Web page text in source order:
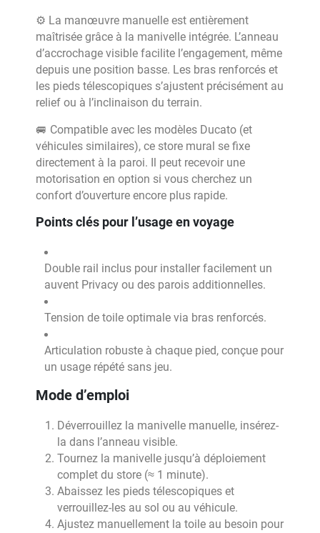
⚙️ La manœuvre manuelle est entièrement
maîtrisée grâce à la manivelle intégrée. L’anneau
d’accrochage visible facilite l’engagement, même
depuis une position basse. Les bras renforcés et
les pieds télescopiques s’ajustent précisément au
relief ou à l’inclinaison du terrain.
🚐 Compatible avec les modèles Ducato (et
véhicules similaires), ce store mural se fixe
directement à la paroi. Il peut recevoir une
motorisation en option si vous cherchez un
confort d’ouverture encore plus rapide.
Points clés pour l’usage en voyage
Double rail inclus pour installer facilement un
auvent Privacy ou des parois additionnelles.
Tension de toile optimale via bras renforcés.
Articulation robuste à chaque pied, conçue pour
un usage répété sans jeu.
Mode d’emploi
Déverrouillez la manivelle manuelle, insérez-
la dans l’anneau visible.
Tournez la manivelle jusqu’à déploiement
complet du store (≈ 1 minute).
Abaissez les pieds télescopiques et
verrouillez-les au sol ou au véhicule.
Ajustez manuellement la toile au besoin pour